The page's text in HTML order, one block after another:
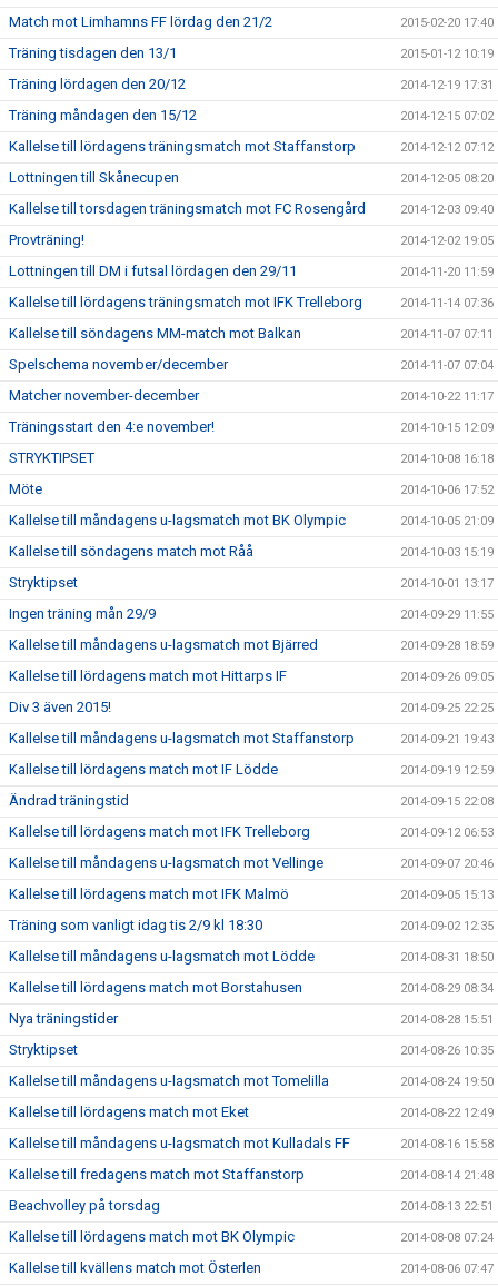
Match mot Limhamns FF lördag den 21/2 2015-02-20 17:40
Träning tisdagen den 13/1 2015-01-12 10:19
Träning lördagen den 20/12 2014-12-19 17:31
Träning måndagen den 15/12 2014-12-15 07:02
Kallelse till lördagens träningsmatch mot Staffanstorp 2014-12-12 07:12
Lottningen till Skånecupen 2014-12-05 08:20
Kallelse till torsdagen träningsmatch mot FC Rosengård 2014-12-03 09:40
Provträning! 2014-12-02 19:05
Lottningen till DM i futsal lördagen den 29/11 2014-11-20 11:59
Kallelse till lördagens träningsmatch mot IFK Trelleborg 2014-11-14 07:36
Kallelse till söndagens MM-match mot Balkan 2014-11-07 07:11
Spelschema november/december 2014-11-07 07:04
Matcher november-december 2014-10-22 11:17
Träningsstart den 4:e november! 2014-10-15 12:09
STRYKTIPSET 2014-10-08 16:18
Möte 2014-10-06 17:52
Kallelse till måndagens u-lagsmatch mot BK Olympic 2014-10-05 21:09
Kallelse till söndagens match mot Råå 2014-10-03 15:19
Stryktipset 2014-10-01 13:17
Ingen träning mån 29/9 2014-09-29 11:55
Kallelse till måndagens u-lagsmatch mot Bjärred 2014-09-28 18:59
Kallelse till lördagens match mot Hittarps IF 2014-09-26 09:05
Div 3 även 2015! 2014-09-25 22:25
Kallelse till måndagens u-lagsmatch mot Staffanstorp 2014-09-21 19:43
Kallelse till lördagens match mot IF Lödde 2014-09-19 12:59
Ändrad träningstid 2014-09-15 22:08
Kallelse till lördagens match mot IFK Trelleborg 2014-09-12 06:53
Kallelse till måndagens u-lagsmatch mot Vellinge 2014-09-07 20:46
Kallelse till lördagens match mot IFK Malmö 2014-09-05 15:13
Träning som vanligt idag tis 2/9 kl 18:30 2014-09-02 12:35
Kallelse till måndagens u-lagsmatch mot Lödde 2014-08-31 18:50
Kallelse till lördagens match mot Borstahusen 2014-08-29 08:34
Nya träningstider 2014-08-28 15:51
Stryktipset 2014-08-26 10:35
Kallelse till måndagens u-lagsmatch mot Tomelilla 2014-08-24 19:50
Kallelse till lördagens match mot Eket 2014-08-22 12:49
Kallelse till måndagens u-lagsmatch mot Kulladals FF 2014-08-16 15:58
Kallelse till fredagens match mot Staffanstorp 2014-08-14 21:48
Beachvolley på torsdag 2014-08-13 22:51
Kallelse till lördagens match mot BK Olympic 2014-08-08 07:24
Kallelse till kvällens match mot Österlen 2014-08-06 07:47